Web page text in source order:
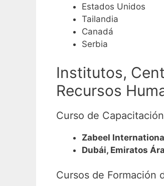
Estados Unidos
Tailandia
Canadá
Serbia
Institutos,
Recursos
Curso de
Zabeel
Dubái, Emiratos
Cursos de Formación